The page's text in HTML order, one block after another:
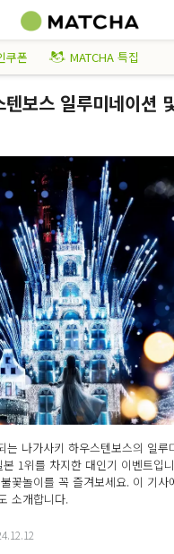
쿠폰 MATCHA 특집
보스 일루미네이션
나가사키 하우스텐보스의 일루
1위를 차지한 대인기 이벤트입
꽃놀이를 꼭 즐겨보세요. 이 기사
소개합니다.